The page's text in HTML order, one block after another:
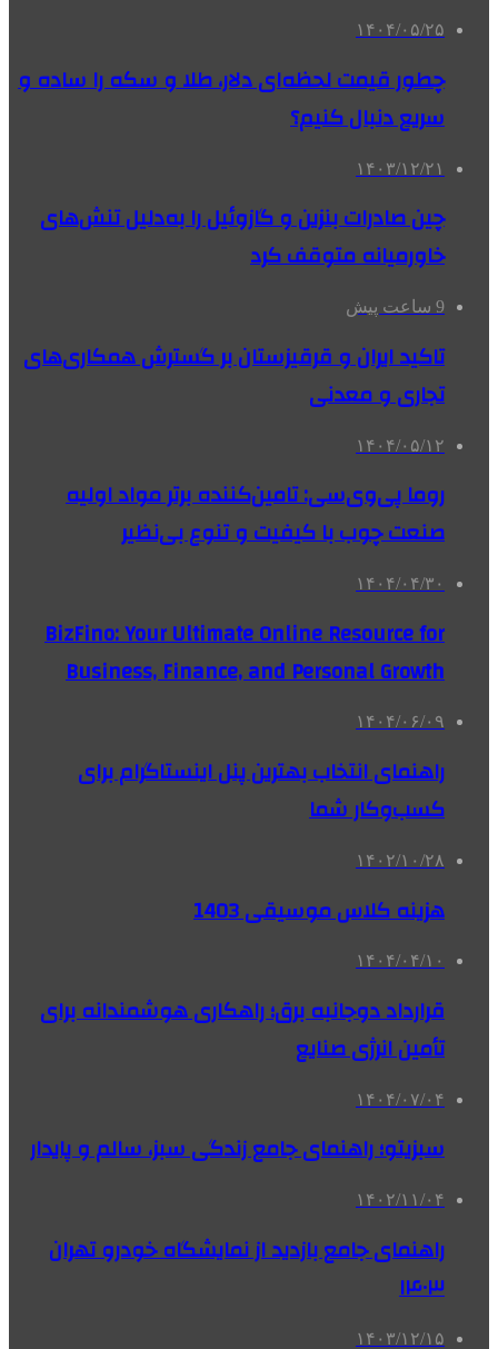
۱۴۰۴/۰۵/۲۵
چطور قیمت لحظه‌ای دلار، طلا و سکه را ساده و
سریع دنبال کنیم؟
۱۴۰۳/۱۲/۲۱
چین صادرات بنزین و گازوئیل را به‌دلیل تنش‌های
خاورمیانه متوقف کرد
9 ساعت پیش
تاکید ایران و قرقیزستان بر گسترش همکاری‌های
تجاری و معدنی
۱۴۰۴/۰۵/۱۲
روما پی‌وی‌سی: تامین‌کننده برتر مواد اولیه
صنعت چوب با کیفیت و تنوع بی‌نظیر
۱۴۰۴/۰۴/۳۰
BizFino: Your Ultimate Online Resource for
Business, Finance, and Personal Growth
۱۴۰۴/۰۶/۰۹
راهنمای انتخاب بهترین پنل اینستاگرام برای
کسب‌وکار شما
۱۴۰۲/۱۰/۲۸
هزینه کلاس موسیقی 1403
۱۴۰۴/۰۴/۱۰
قرارداد دوجانبه برق؛ راهکاری هوشمندانه برای
تأمین انرژی صنایع
۱۴۰۴/۰۷/۰۴
سبزیتو؛ راهنمای جامع زندگی سبز، سالم و پایدار
۱۴۰۲/۱۱/۰۴
راهنمای جامع بازدید از نمایشگاه خودرو تهران
۱۴۰۳
۱۴۰۳/۱۲/۱۵